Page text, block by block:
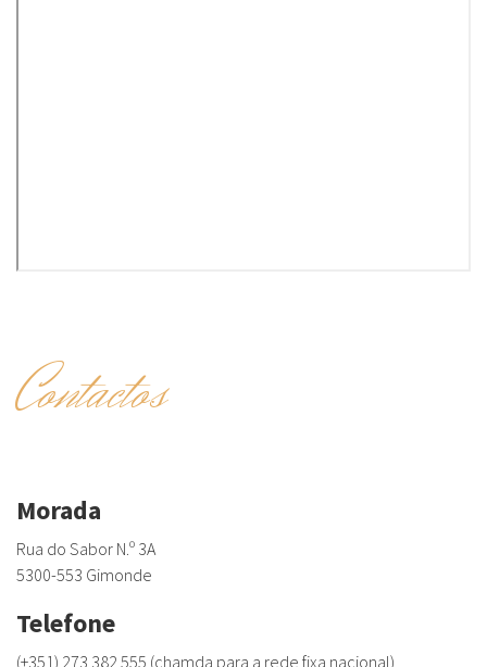
Contactos
Morada
Rua do Sabor N.º 3A
5300-553 Gimonde
Telefone
(+351) 273 382 555 (chamda para a rede fixa nacional)